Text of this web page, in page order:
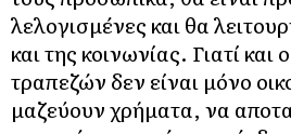
λελογισμένες και θα
και της κοινωνίας. Γιατί και
τραπεζών δεν είναι μόνο
μαζεύουν χρήματα, να